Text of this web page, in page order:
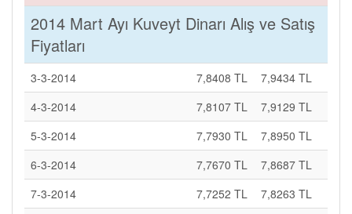
2014 Mart Ayı Kuveyt Dinarı Alış ve Satış
Fiyatları
3-3-2014 7,8408 TL
7,9434 TL
4-3-2014
7,8107 TL
7,9129 TL
5-3-2014
7,7930 TL
7,8950 TL
6-3-2014
7,7670 TL
7,8687 TL
7-3-2014
7,7252 TL
7,8263 TL